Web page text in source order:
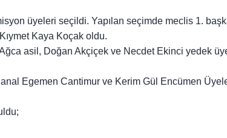
üyeleri seçildi. Yapılan seçimde meclis 1.
Kaya Koçak oldu.
asil, Doğan Akçiçek ve Necdet Ekinci yedek
Egemen Cantimur ve Kerim Gül Encümen